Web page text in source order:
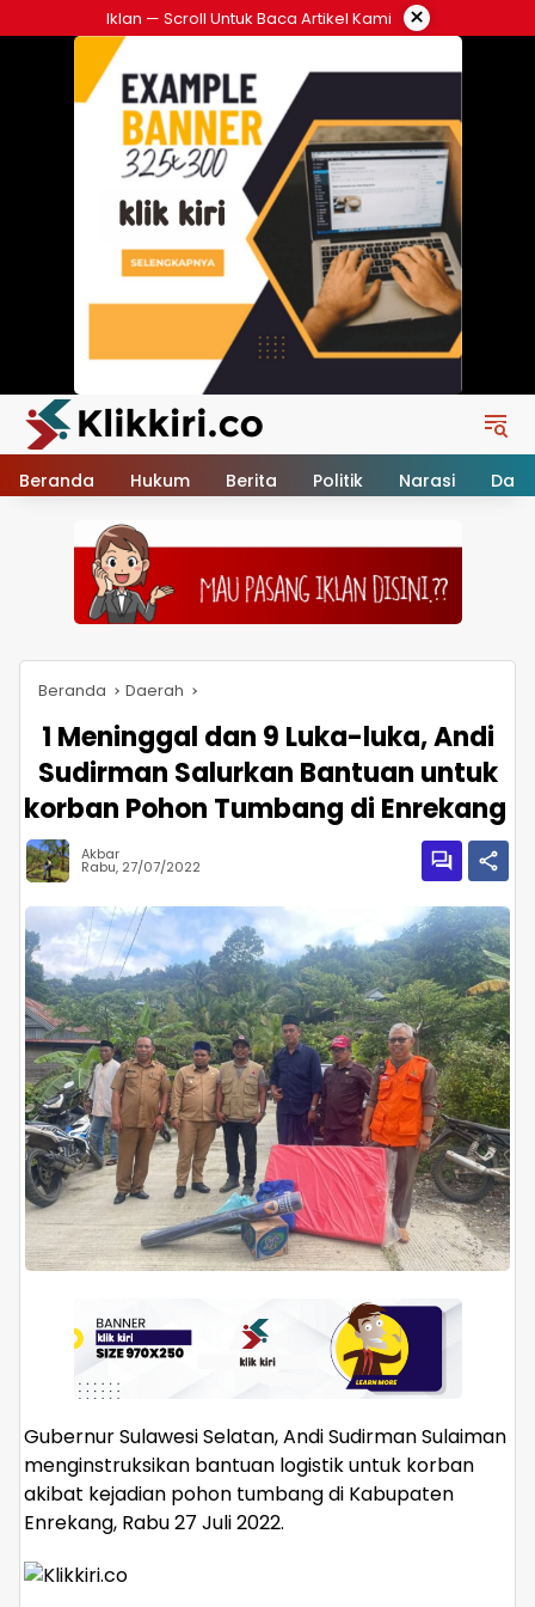
ke
Iklan — Scroll Untuk Baca Artikel Kami ×
Beranda Hukum Berita Politik Narasi
Beranda Daerah
1 Meninggal dan 9 Luka-luka, Andi
Sudirman Salurkan Bantuan untuk
korban Pohon Tumbang di Enrekang
Akbar
Rabu, 27/07/2022
Gubernur Sulawesi Selatan, Andi Sudirman Sulaiman
menginstruksikan bantuan logistik untuk korban
akibat kejadian pohon tumbang di Kabupaten
Enrekang, Rabu 27 Juli 2022.